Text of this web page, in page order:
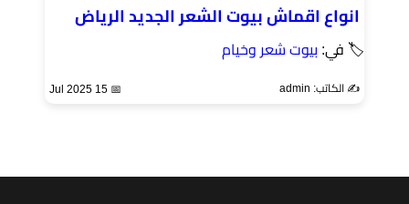
انواع اقماش بيوت الشعر الجديد الرياض
🏷 في: بيوت شعر وخيام
✍️ الكاتب: admin 📅 15 Jul 2025